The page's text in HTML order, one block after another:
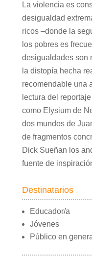
La violencia es
desigualdad
ricos –donde la
los pobres es
desigualdades son
la distopía hecha
recomendable una
lectura del
como Elysium de
dos mundos de
de fragmentos
Dick Sueñan los
fuente de
Destinatarios
Educador/a
Jóvenes
Público en